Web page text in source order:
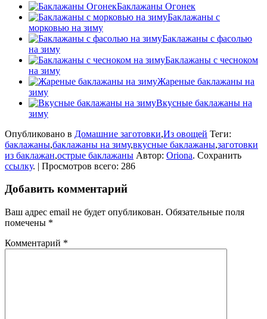
Баклажаны Огонек
Баклажаны с
морковью на зиму
Баклажаны с фасолью
на зиму
Баклажаны с чесноком
на зиму
Жареные баклажаны на
зиму
Вкусные баклажаны на
зиму
Опубликовано в Домашние заготовки,Из овощей Теги:
баклажаны,баклажаны на зиму,вкусные баклажаны,заготовки
из баклажан,острые баклажаны Автор: Oriona. Сохранить
ссылку. | Просмотров всего: 286
Добавить комментарий
Ваш адрес email не будет опубликован. Обязательные поля
помечены *
Комментарий *